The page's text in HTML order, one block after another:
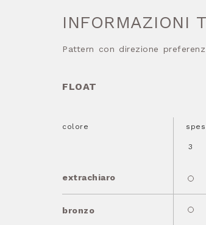
INFORMAZIONI
Pattern con direzione
FLOAT
colore
extrachiaro
3
bronzo